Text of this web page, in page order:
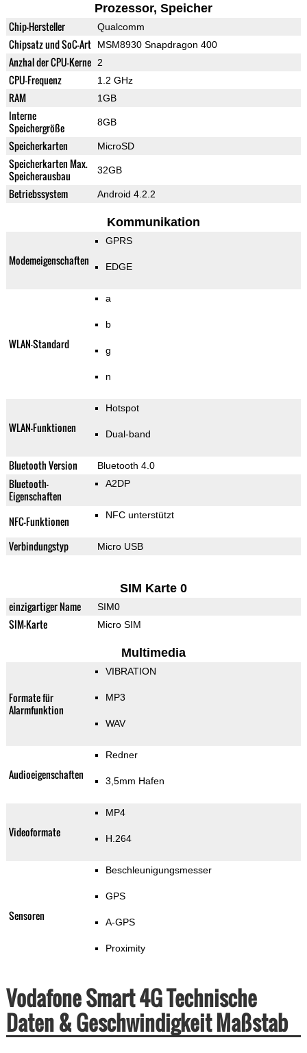
Prozessor, Speicher
Chip-Hersteller Qualcomm
Chipsatz und SoC-Art MSM8930 Snapdragon 400
Anzhal der CPU-Kerne 2
CPU-Frequenz 1.2 GHz
RAM 1GB
Interne
Speichergröße
8GB
Speicherkarten MicroSD
Speicherkarten Max.
Speicherausbau
32GB
Betriebssystem Android 4.2.2
Kommunikation
Modemeigenschaften
GPRS
EDGE
WLAN-Standard
a
b
g
n
WLAN-Funktionen
Hotspot
Dual-band
Bluetooth Version Bluetooth 4.0
Bluetooth-
Eigenschaften
A2DP
NFC-Funktionen NFC unterstützt
Verbindungstyp Micro USB
SIM Karte 0
einzigartiger Name SIM0
SIM-Karte Micro SIM
Multimedia
Formate für
Alarmfunktion
VIBRATION
MP3
WAV
Audioeigenschaften
Redner
3,5mm Hafen
Videoformate
MP4
H.264
Sensoren
Beschleunigungsmesser
GPS
A-GPS
Proximity
Vodafone Smart 4G Technische
Daten & Geschwindigkeit Maßstab